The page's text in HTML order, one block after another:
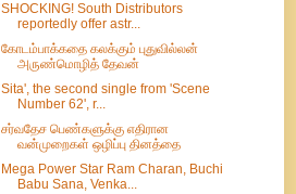
SHOCKING! South Distributors
reportedly offer astr...
கோடம்பாக்கதை கலக்கும் புதுவில்லன்
அருண்மொழித் தேவன்
Sita', the second single from 'Scene
Number 62', r...
சர்வதேச பெண்களுக்கு எதிரான
வன்முறைகள் ஒழிப்பு தினத்தை
Mega Power Star Ram Charan, Buchi
Babu Sana, Venka...